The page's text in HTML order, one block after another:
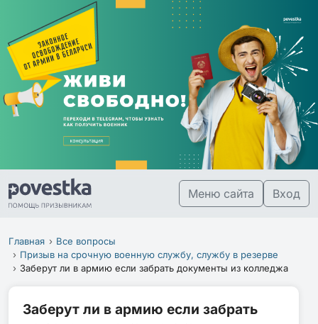
Меню сайта Вход
Главная
Все вопросы
Призыв на срочную военную службу, службу в резерве
Заберут ли в армию если забрать документы из колледжа
Заберут ли в армию если забрать